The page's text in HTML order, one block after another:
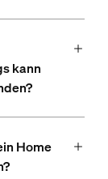
kann
Home